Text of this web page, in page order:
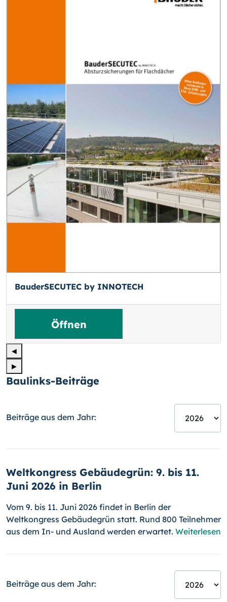
BauderSECUTEC by INNOTECH
Öffnen
◄
►
Baulinks-Beiträge
Beiträge aus dem Jahr:
Weltkongress Gebäudegrün: 9. bis 11.
Juni 2026 in Berlin
Vom 9. bis 11. Juni 2026 findet in Berlin der
Weltkongress Gebäudegrün statt. Rund 800 Teilnehmer
aus dem In- und Ausland werden erwartet. Weiterlesen
Beiträge aus dem Jahr: